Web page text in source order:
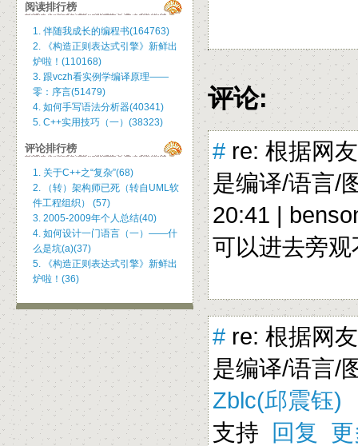
评论:
# re: 根据网
是编译/语言/
20:41 |
可以进去旁
# re: 根据网
是编译/语言/
Zblc(邱震钰)
支持 回复
阅读排行榜
1. 伴随我成长的编程书(164763)
2. 《构造正则表达式引擎》新鲜出
炉啦！(110168)
3. 跟vczh看实例学编译原理——
零：序言(51479)
4. 如何手写语法分析器(40341)
5. C++实用技巧（一）(38323)
评论排行榜
1. 关于C++之“复杂”(68)
2. （转）架构师已死（转自UML软
件工程组织） (57)
3. 2005-2009年个人总结(40)
4. 如何设计一门语言（一）——什
么是坑(a)(37)
5. 《构造正则表达式引擎》新鲜出
炉啦！(36)